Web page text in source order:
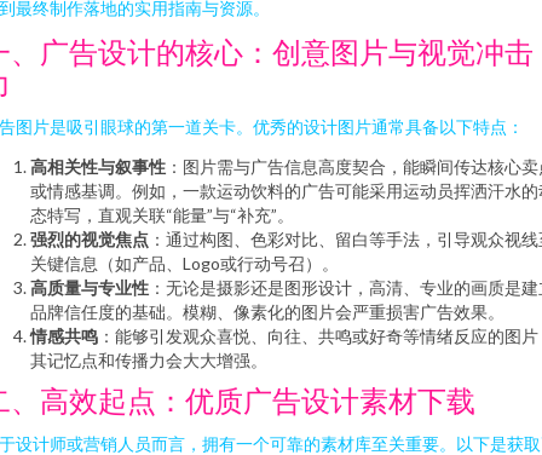
最终制作落地的实用指南与资源。
、广告设计的核心：创意图片与视觉冲击
图片是吸引眼球的第一道关卡。优秀的设计图片通常具备以下特点：
高相关性与叙事性 ：图片需与广告信息高度契合，能瞬间传达核心
或情感基调。例如，一款运动饮料的广告可能采用运动员挥洒汗水的
态特写，直观关联“能量”与“补充”。
强烈的视觉焦点 ：通过构图、色彩对比、留白等手法，引导观众视线
关键信息（如产品、Logo或行动号召）。
高质量与专业性 ：无论是摄影还是图形设计，高清、专业的画质是建
品牌信任度的基础。模糊、像素化的图片会严重损害广告效果。
情感共鸣 ：能够引发观众喜悦、向往、共鸣或好奇等情绪反应的图片
其记忆点和传播力会大大增强。
、高效起点：优质广告设计素材下载
设计师或营销人员而言，拥有一个可靠的素材库至关重要。以下是获